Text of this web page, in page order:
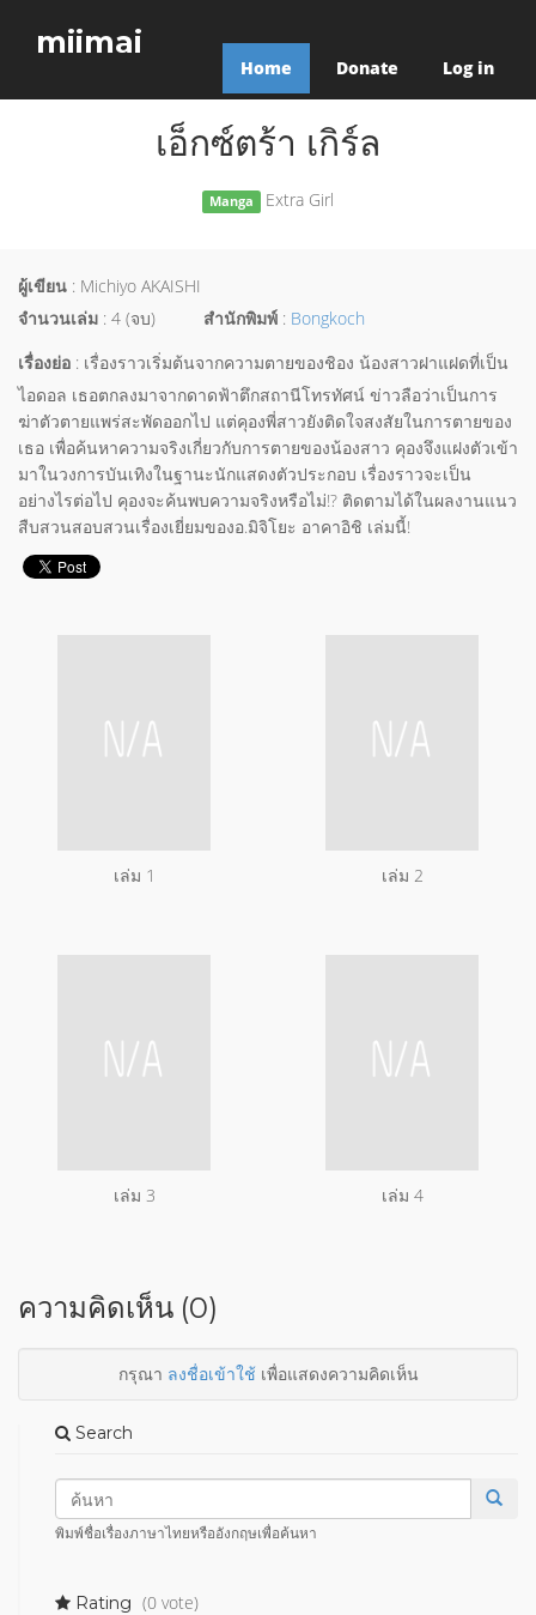
miimai
Home Donate Log in
เอ็กซ์ตร้า เกิร์ล
Manga Extra Girl
ผู้เขียน : Michiyo AKAISHI
จำนวนเล่ม : 4 (จบ) สำนักพิมพ์ : Bongkoch
เรื่องย่อ : เรื่องราวเริ่มต้นจากความตายของชิอง น้องสาวฝาแฝดที่เป็น
ไอดอล เธอตกลงมาจากดาดฟ้าตึกสถานีโทรทัศน์ ข่าวลือว่าเป็นการ
ฆ่าตัวตายแพร่สะพัดออกไป แต่คุองพี่สาวยังติดใจสงสัยในการตายของ
เธอ เพื่อค้นหาความจริงเกี่ยวกับการตายของน้องสาว คุองจึงแฝงตัวเข้า
มาในวงการบันเทิงในฐานะนักแสดงตัวประกอบ เรื่องราวจะเป็น
อย่างไรต่อไป คุองจะค้นพบความจริงหรือไม่!? ติดตามได้ในผลงานแนว
สืบสวนสอบสวนเรื่องเยี่ยมของอ.มิจิโยะ อาคาอิชิ เล่มนี้!
เล่ม 1 เล่ม 2
เล่ม 3 เล่ม 4
ความคิดเห็น (0)
กรุณา ลงชื่อเข้าใช้เพื่อแสดงความคิดเห็น
Search
พิมพ์ชื่อเรื่องภาษาไทยหรืออังกฤษเพื่อค้นหา
Rating (0 vote)